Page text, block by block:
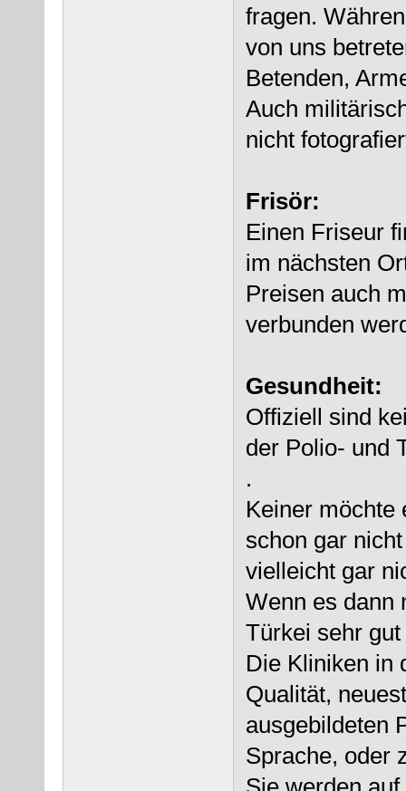
fragen.
von uns
Betenden,
Auch
nicht
Frisör:
Einen Friseur
im nächsten
Preisen auch
verbunden
Gesundheit:
Offiziell sind
der Polio- und
.
Keiner möchte
schon gar
vielleicht gar
Wenn es dann
Türkei sehr
Die Kliniken in
Qualität,
ausgebildeten
Sprache, oder